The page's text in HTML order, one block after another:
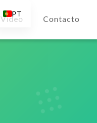
Vídeo Contacto
PT